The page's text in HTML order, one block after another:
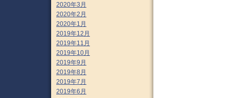
2020年3月
2020年2月
2020年1月
2019年12月
2019年11月
2019年10月
2019年9月
2019年8月
2019年7月
2019年6月